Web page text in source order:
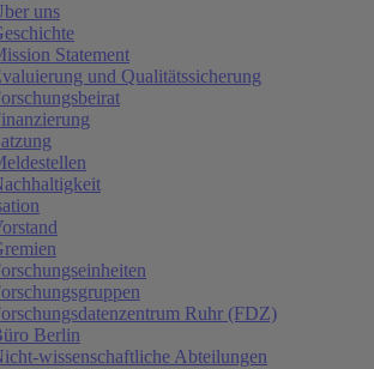
uns
Statement
und Qualitätssicherung
Ruhr (FDZ)
Berlin
wissenschaftliche Abteilungen